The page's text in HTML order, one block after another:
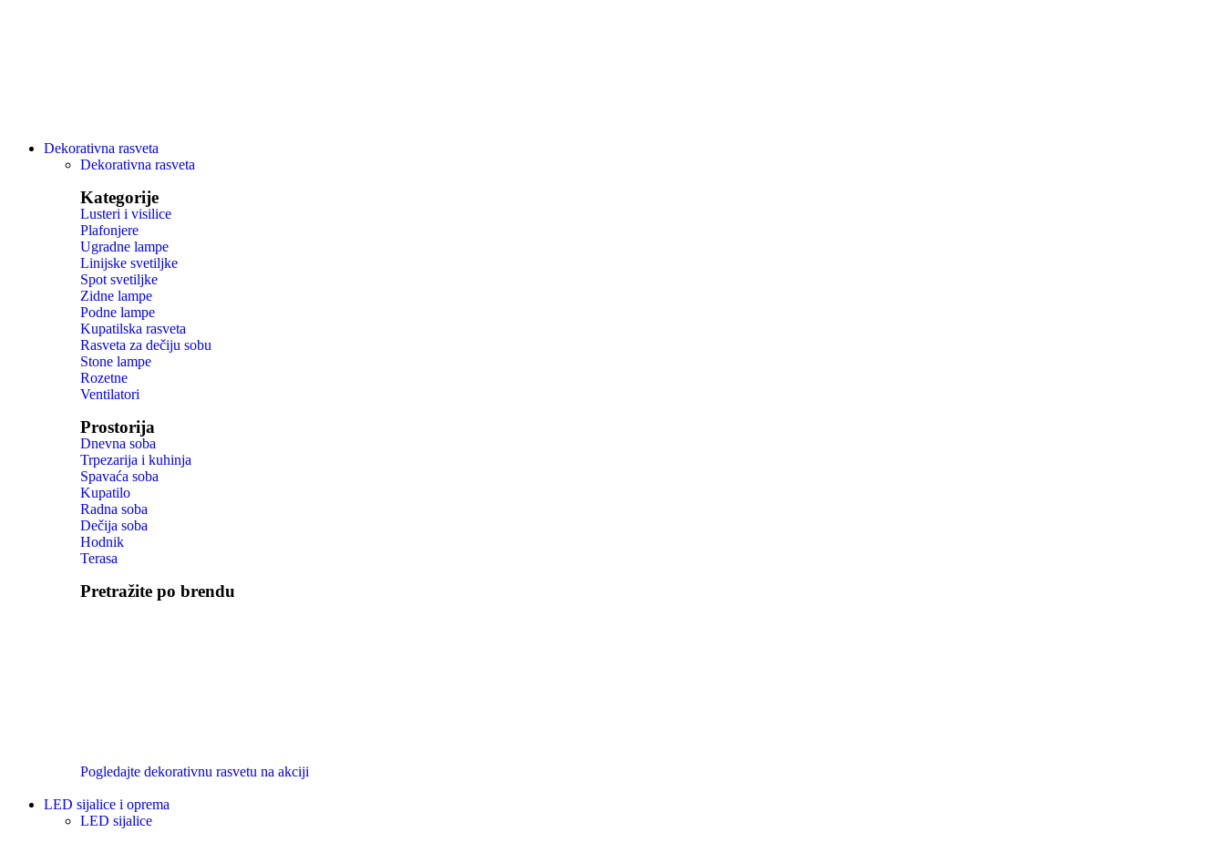
Dekorativna rasveta
Dekorativna rasveta
Kategorije
Lusteri i visilice
Plafonjere
Ugradne lampe
Linijske svetiljke
Spot svetiljke
Zidne lampe
Podne lampe
Kupatilska rasveta
Rasveta za dečiju sobu
Stone lampe
Rozetne
Ventilatori
Prostorija
Dnevna soba
Trpezarija i kuhinja
Spavaća soba
Kupatilo
Radna soba
Dečija soba
Hodnik
Terasa
Pretražite po brendu
Pogledajte dekorativnu rasvetu na akciji
LED sijalice i oprema
LED sijalice